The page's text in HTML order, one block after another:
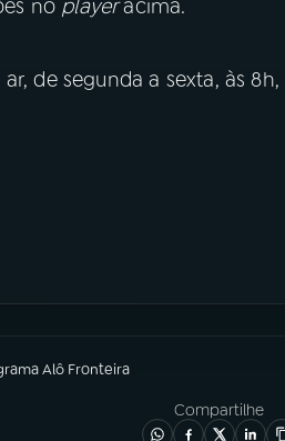
no playeracima.
de segunda a sexta, às
Alô Fronteira
Compartilhe